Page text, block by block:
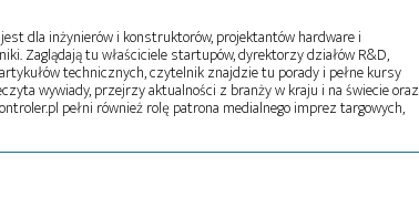
dla inżynierów i konstruktorów, projektantów hardware i
Zaglądają tu właściciele startupów, dyrektorzy działów R&D,
technicznych, czytelnik znajdzie tu porady i pełne kursy
wywiady, przejrzy aktualności z branży w kraju i na świecie oraz
pełni również rolę patrona medialnego imprez targowych,